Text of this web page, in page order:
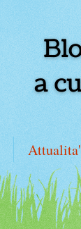
Attualita'